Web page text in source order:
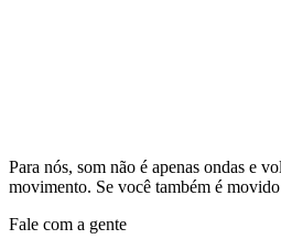
Para nós, som não é apenas ondas e
movimento. Se você também é
Fale com a gente